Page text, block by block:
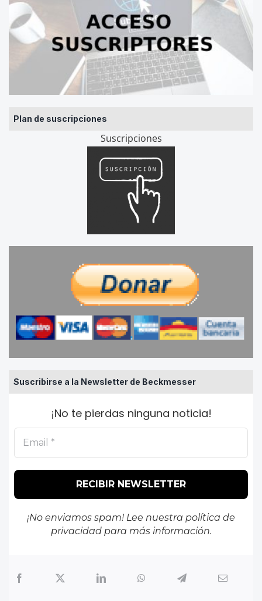
Plan de suscripciones
Suscripciones
Suscribirse a la Newsletter de Beckmesser
¡No te pierdas ninguna noticia!
¡No enviamos spam! Lee nuestra política de
privacidadpara más información.